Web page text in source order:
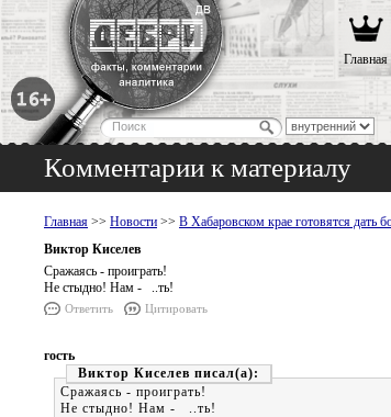
Главная
Комментарии к материалу
Главная >> Новости >> В Хабаровском крае готовятся дать
Виктор Киселев
Сражаясь - проиграть!
Не стыдно! Нам - ..ть!
Ответить Цитировать
гость
Виктор Киселев
Сражаясь - проиграть!
Не стыдно! Нам - ..ть!